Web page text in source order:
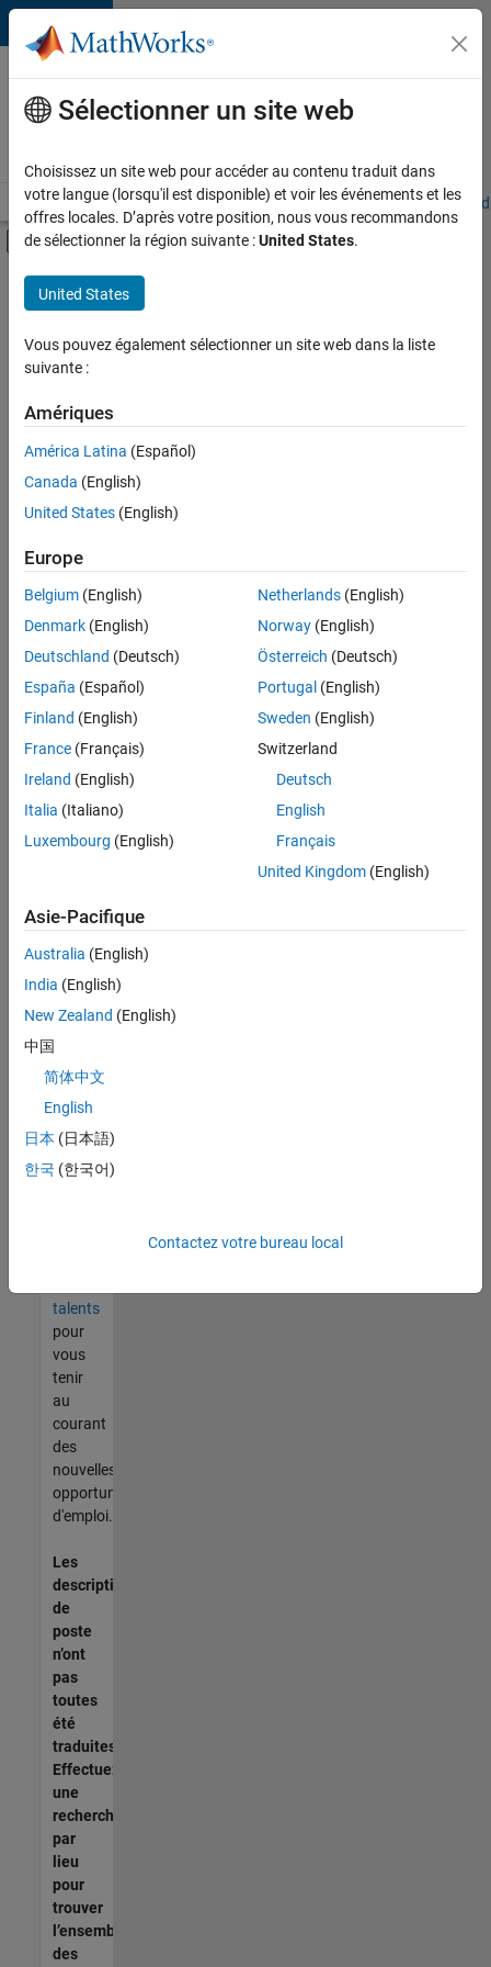
Passer au contenu
Votre
carrière
chez
Accueil Explorer nos opportunités Adresses de nos bureaux
Activer/désactiver l'affichage du menu
Contenu principal
FILTRER PAR
Développement de produits
Rédaction technique
Expérience utilisateur
Actuellement,
aucune
offre
d'emploi
correspondant
à vos
critères
de
recherche.
Vous
pouvez
élargir
votre
recherche
ou
afficher
l’ensemble
d'emploi.
malgré
tout
vous
trouvez
pas
d'offre
corresponde
à vos
talents
pour
vous
tenir
au
courant
des
nouvelles
opportunités
d'emploi.
Les
descriptions
de
poste
n’ont
pas
toutes
été
traduites.
Effectuez
une
recherche
par
lieu
pour
trouver
l’ensemble
des
Sélectionner un site web
Choisissez un site web pour accéder au contenu traduit dans
votre langue (lorsqu'il est disponible) et voir les événements et les
offres locales. D’après votre position, nous vous recommandons
de sélectionner la région suivante :United States.
United States
Vous pouvez également sélectionner un site web dans la liste
suivante :
Amériques
América Latina (Español)
Canada (English)
United States (English)
Europe
Belgium (English)
Denmark (English)
Deutschland (Deutsch)
España (Español)
Finland (English)
France (Français)
Ireland (English)
Italia (Italiano)
Luxembourg (English)
Netherlands(English)
Norway(English)
Österreich (Deutsch)
Portugal (English)
Sweden (English)
Switzerland
Deutsch
English
Français
United Kingdom(English)
Asie-Pacifique
Australia (English)
India (English)
New Zealand (English)
中国
简体中文
English
日本 (日本語)
한국 (한국어)
Contactez votre bureau local